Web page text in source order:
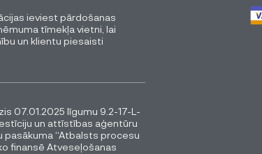
ieviest pārdošanas
tīmekļa vietni, lai
un klientu piesaisti
07.01.2025 līgumu 9.2-17-L-
un attīstības aģentūru
“Atbalsts procesu
finansē Atveseļošanas